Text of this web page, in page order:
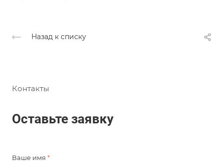
Назад к списку
Контакты
Оставьте заявку
Ваше имя *